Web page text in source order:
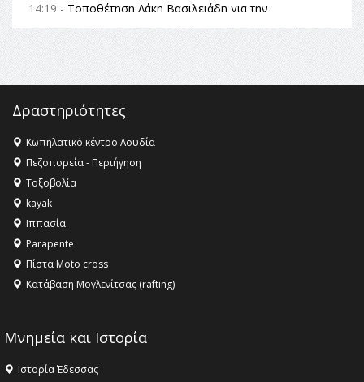
14:19 - Τοποθέτηση Λάκη Βασιλειάδη για την
Αναθεώρηση του Συντάγματος: «Σε τέτοιες κορυφαίες
θεσμικές διαδικασίες υπάρχει μόνο η ευθύνη απέναντι
στις επόμενες γενιές»
16:35 -Το πρόγραμμα του ΠΑΟΚ στον δεύτερο γύρο του
16:27 - Όλυμπος: Εντάχθηκε στον Κατάλογο Παγκόσμιας
Κληρονομιάς της UNESCO – Ομόφωνη η απόφαση Ο
Όλυμπος αναγνωρίστηκε ως φυσικό και πολιτιστικό
αγαθό εξέχουσας οικουμενικής αξίας για την
ανθρωπότητα
16:18 -
ΣΤΗΝ ΕΔΕΣΣΑ
Δραστηριότητες
Κωπηλατικό κέντρο Λουδία
Πεζοπορεία - Περιήγηση
Τοξοβολία
kayak
Ιππασία
Parapente
Πίστα Moto cross
Κατάβαση Μογλενίτσας (rafting)
Μνημεία και Ιστορία
Ιστορία Έδεσσας